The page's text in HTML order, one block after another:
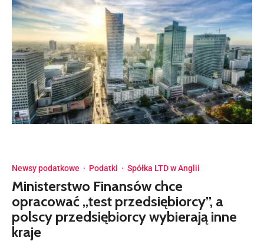
Newsy podatkowe · Podatki · Spółka LTD w Anglii
Ministerstwo Finansów chce
opracować „test przedsiębiorcy”, a
polscy przedsiębiorcy wybierają inne
kraje